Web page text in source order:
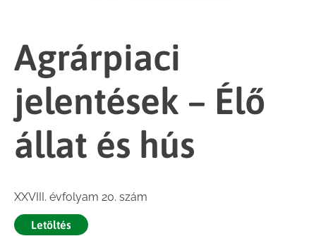
Agrárpiaci
jelentések – Élő
állat és hús
XXVIII. évfolyam 20. szám
Letöltés